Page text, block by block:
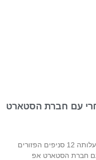
עם חברת הסטארט
שוק העיר, רשת הסופרים החדשה, אשר בבעלותה 12 סניפים הפזורים
חברת הסטארט אפ